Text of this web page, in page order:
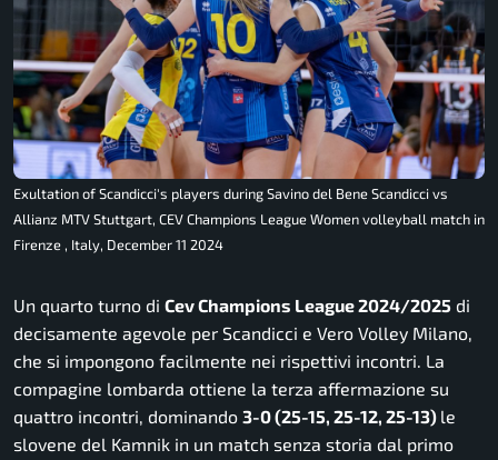
Exultation of Scandicci's players during Savino del Bene Scandicci vs
Allianz MTV Stuttgart, CEV Champions League Women volleyball match in
Firenze , Italy, December 11 2024
Un quarto turno di Cev Champions League 2024/2025 di
decisamente agevole per Scandicci e Vero Volley Milano,
che si impongono facilmente nei rispettivi incontri. La
compagine lombarda ottiene la terza affermazione su
quattro incontri, dominando 3-0 (25-15, 25-12, 25-13) le
slovene del Kamnik in un match senza storia dal primo